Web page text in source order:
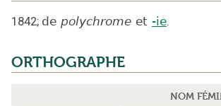
1842; de polychrome et -ie.
ORTHOGRAPHE
NOM